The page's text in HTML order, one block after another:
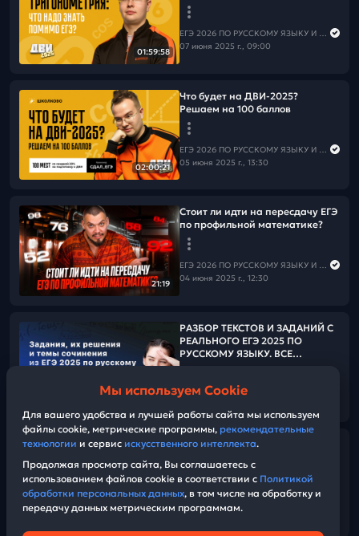
01:59:58
ЕГЭ 2026 ПО РУССКОМУ ЯЗЫКУ И МАТЕМАТИКЕ
07 июня 2025 г., 09:00
02:00:21
Что будет на ДВИ-2025?
Решаем на 100 баллов
ЕГЭ 2026 ПО РУССКОМУ ЯЗЫКУ И МАТЕМАТИКЕ
05 июня 2025 г., 13:30
21:19
Стоит ли идти на пересдачу ЕГЭ
по профильной математике?
ЕГЭ 2026 ПО РУССКОМУ ЯЗЫКУ И МАТЕМАТИКЕ
04 июня 2025 г., 12:30
РАЗБОР ТЕКСТОВ И ЗАДАНИЙ С
РЕАЛЬНОГО ЕГЭ 2025 ПО
РУССКОМУ ЯЗЫКУ. ВСЕ
Хвалим себя | Итоги 33-его дня
ЕГЭ 2026 ПО РУССКОМУ ЯЗЫКУ И МАТЕМАТИКЕ
28 мая 2025 г., 17:20
Мы используем Cookie
Для вашего удобства и лучшей работы сайта мы используем
файлы cookie, метрические программы, рекомендательные
технологии и сервис искусственного интеллекта.
Продолжая просмотр сайта, Вы соглашаетесь с
использованием файлов cookie в соответствии с Политикой
обработки персональных данных, в том числе на обработку и
передачу данных метрическим программам.